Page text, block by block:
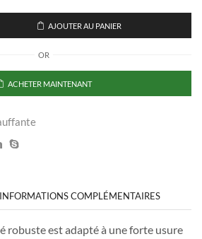
AJOUTER AU PANIER
OR
ACHETER MAINTENANT
INFORMATIONS COMPLÉMENTAIRES
robuste est adapté à une forte usure